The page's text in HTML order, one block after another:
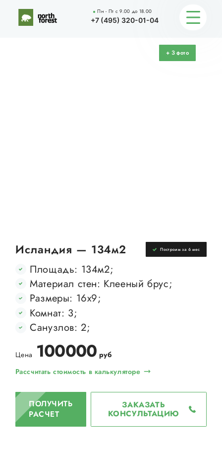
Пн - Пт с 9.00 до 18.00
+7 (495) 320-01-04
Главная Каталог Клееный брус Исландия — 134м2
+ 3фото
Построим за 6 мес
Исландия — 134м2
Площадь: 134м2;
Материал стен: Клееный брус;
Размеры: 16х9;
Комнат: 3;
Санузлов: 2;
Цена 100000 руб
Рассчитать стоимость в калькуляторе
ПОЛУЧИТЬ
РАСЧЕТ
ЗАКАЗАТЬ
КОНСУЛЬТАЦИЮ